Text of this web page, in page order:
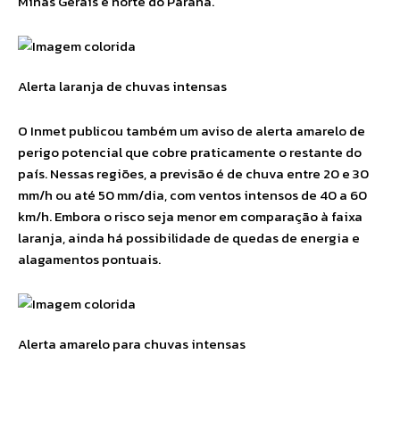
Alerta laranja de chuvas intensas
O Inmet publicou também um aviso de alerta amarelo de
perigo potencial que cobre praticamente o restante do
país. Nessas regiões, a previsão é de chuva entre 20 e 30
mm/h ou até 50 mm/dia, com ventos intensos de 40 a 60
km/h. Embora o risco seja menor em comparação à faixa
laranja, ainda há possibilidade de quedas de energia e
alagamentos pontuais.
Alerta amarelo para chuvas intensas